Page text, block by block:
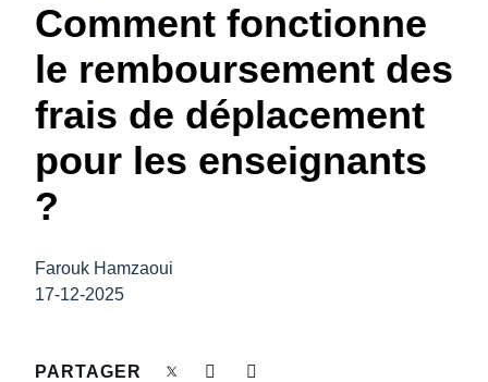
Canada (Français)
México (Español)
Brasil (Português)
United Kingdom (English)
Deutschland (Deutsch)
Italia (Italiano)
Belgium (English)
ASIA PACIFIC
Australia (English)
India (English)
日本（日本語)
CONTINUITÉ DES AFFAIRES
CONTRÔLE DES COÛTS DE L’ENTREPRISE
CROISSANCE ET OPTIMISATION
DEVOIR DE PROTECTION
Comment fonctionne
le remboursement des
frais de déplacement
pour les enseignants
?
Farouk Hamzaoui
17-12-2025
PARTAGER